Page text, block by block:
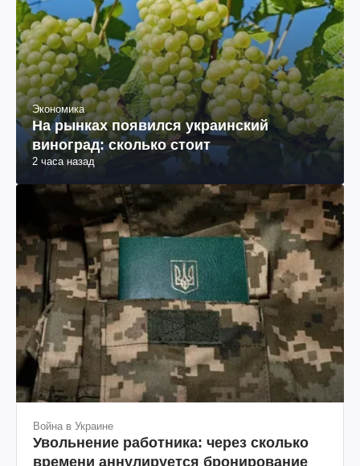
Экономика
На рынках появился украинский
виноград: сколько стоит
2 часа назад
Война в Украине
Увольнение работника: через сколько
времени аннулируется бронирование